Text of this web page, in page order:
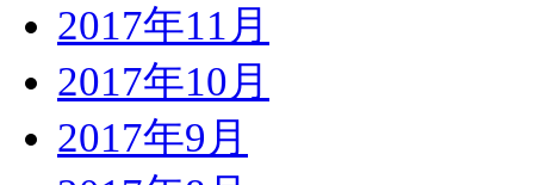
2017年11月
2017年10月
2017年9月